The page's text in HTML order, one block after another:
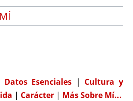
Datos Esenciales | Cultura y
| Carácter | Más Sobre Mí...